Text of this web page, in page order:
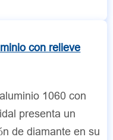
con relieve
1060 con
presenta un
de diamante en su